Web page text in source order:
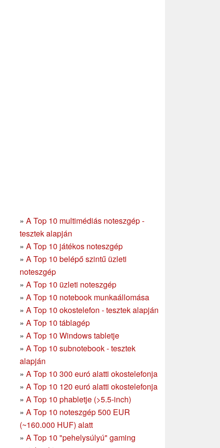
» A Top 10 multimédiás noteszgép -
tesztek alapján
» A Top 10 játékos noteszgép
» A Top 10 belépő szintű üzleti
noteszgép
» A Top 10 üzleti noteszgép
» A Top 10 notebook munkaállomása
» A Top 10 okostelefon - tesztek alapján
» A Top 10 táblagép
» A Top 10 Windows tabletje
» A Top 10 subnotebook - tesztek
alapján
» A Top 10 300 euró alatti okostelefonja
» A Top 10 120 euró alatti okostelefonja
» A Top 10 phabletje (>5.5-inch)
» A Top 10 noteszgép 500 EUR
(~160.000 HUF) alatt
» A Top 10 "pehelysúlyú" gaming